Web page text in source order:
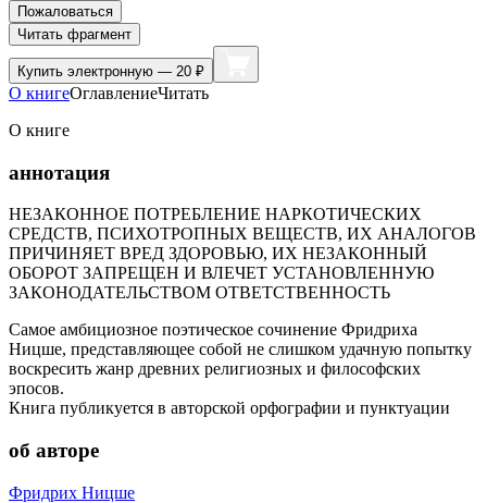
Пожаловаться
Читать фрагмент
Купить электронную — 20 ₽
О книгеОглавлениеЧитать
О книге
аннотация
НЕЗАКОННОЕ ПОТРЕБЛЕНИЕ НАРКОТИЧЕСКИХ
СРЕДСТВ, ПСИХОТРОПНЫХ ВЕЩЕСТВ, ИХ АНАЛОГОВ
ПРИЧИНЯЕТ ВРЕД ЗДОРОВЬЮ, ИХ НЕЗАКОННЫЙ
ОБОРОТ ЗАПРЕЩЕН И ВЛЕЧЕТ УСТАНОВЛЕННУЮ
ЗАКОНОДАТЕЛЬСТВОМ ОТВЕТСТВЕННОСТЬ
Самое амбициозное поэтическое сочинение Фридриха
Ницше, представляющее собой не слишком удачную попытку
воскресить жанр древних религиозных и философских
эпосов.
Книга публикуется в авторской орфографии и пунктуации
об авторе
Фридрих Ницше